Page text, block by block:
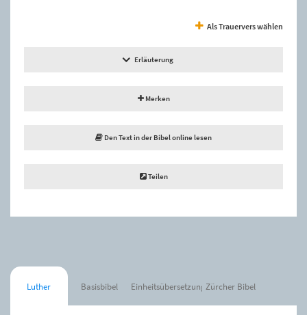
Als Trauervers wählen
Erläuterung
Merken
Den Text in der Bibel online lesen
Teilen
Luther Basisbibel Einheitsübersetzung Zürcher Bibel